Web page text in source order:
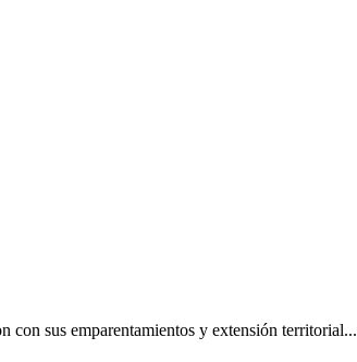
con sus emparentamientos y extensión territorial...